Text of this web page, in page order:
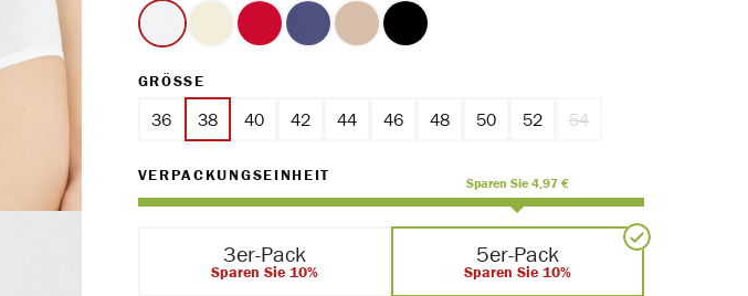
weiss ecru rot marine ton schwarz
GRÖSSE
36 38 40 42 44 46 48 50 52 54
(Diese Option ist zurzeit
VERPACKUNGSEINHEIT Sparen Sie 4,97 €
3er-Pack
Sparen Sie 10%
5er-Pack
Sparen Sie 10%